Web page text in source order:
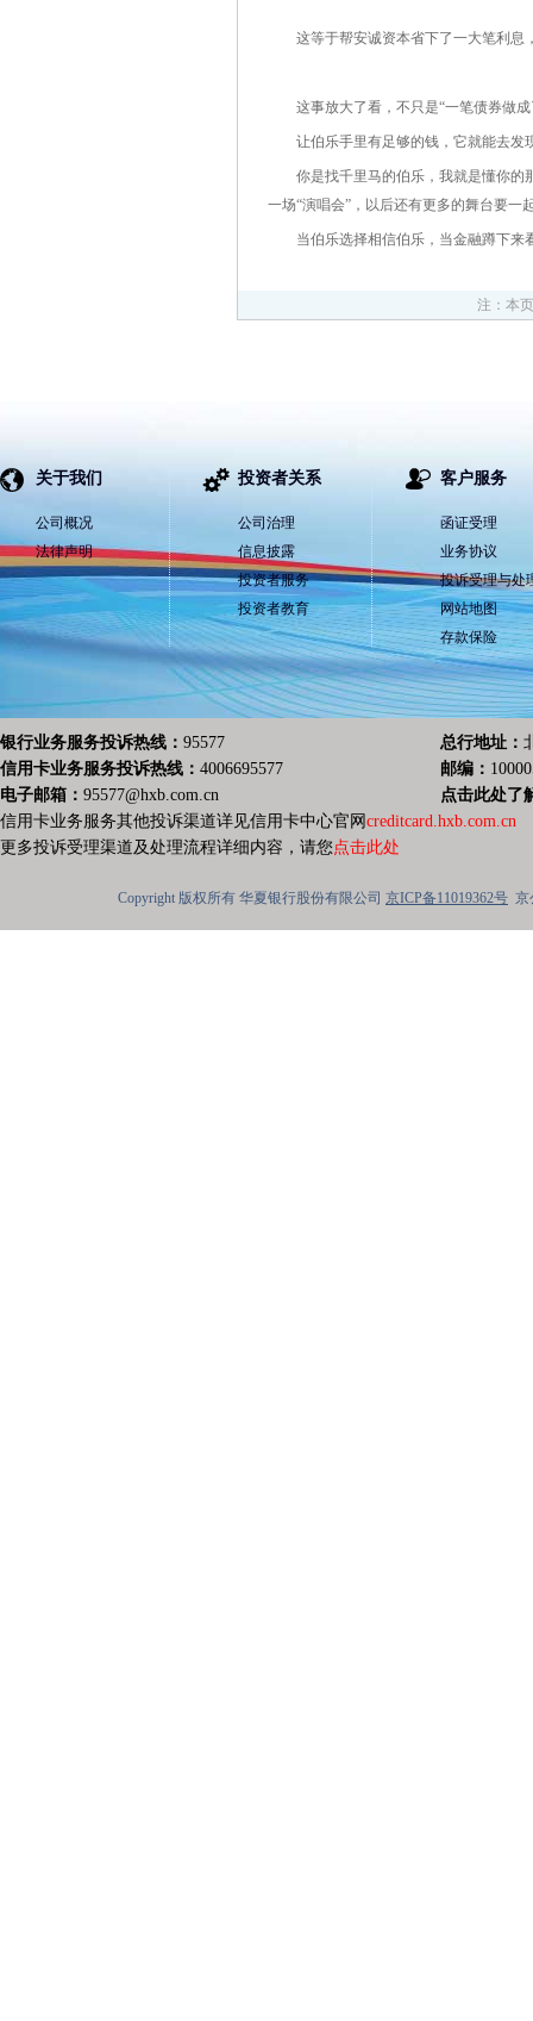
这等于帮安诚资本省下了一大笔利息，
这事放大了看，不只是“一笔债券做成
让伯乐手里有足够的钱，它就能去发
你是找千里马的伯乐，我就是懂你的那
一场“演唱会”，以后还有更多的舞台要一
当伯乐选择相信伯乐，当金融蹲下来
注：本
关于我们
公司概况
法律声明
投资者关系
公司治理
信息披露
投资者服务
投资者教育
客户服务
函证受理
业务协议
投诉受理与处
网站地图
存款保险
银行业务服务投诉热线： 95577 总行地址：
信用卡业务服务投诉热线： 4006695577 邮编：
电子邮箱： 95577@hxb.com.cn
点击此处了
信用卡业务服务其他投诉渠道详见信用卡中心官网 creditcard.hxb.com.cn
更多投诉受理渠道及处理流程详细内容，请您 点击此处
Copyright 版权所有 华夏银行股份有限公司 京ICP备11019362号 京